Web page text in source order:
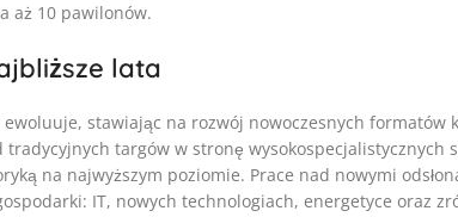
aż 10 pawilonów.
lata
stawiając na rozwój nowoczesnych formatów
targów w stronę wysokospecjalistycznych
na najwyższym poziomie. Prace nad nowymi
IT, nowych technologiach, energetyce oraz